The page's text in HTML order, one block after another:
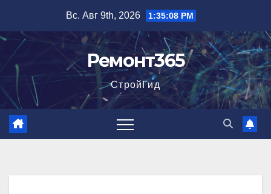
содержимому
Вс. Авг 9th, 2026 1:35:09 PM
Ремонт365
СтройГид